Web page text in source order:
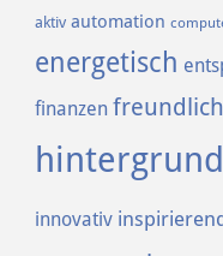
aktiv automation
energetisch
finanzen freundlich
hintergrund
innovativ